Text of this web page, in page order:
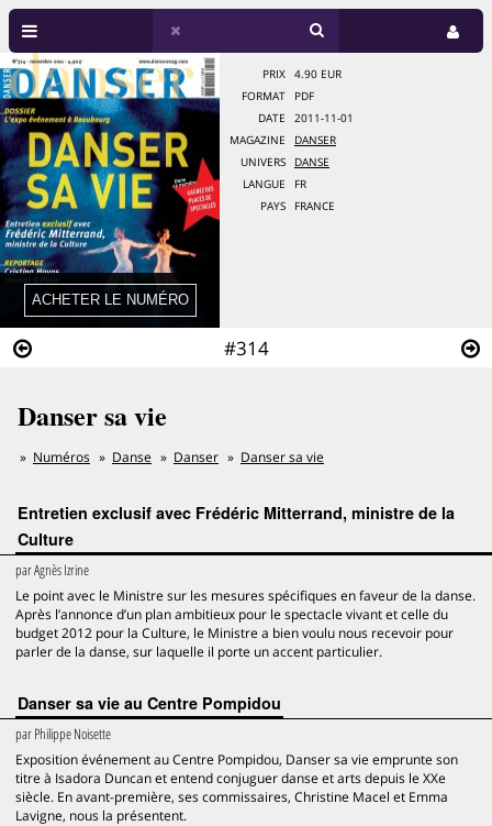
#314
PRIX
4.90 EUR
FORMAT
PDF
DATE
2011-11-01
MAGAZINE
DANSER
UNIVERS
DANSE
LANGUE
FR
PAYS
FRANCE
Danser sa vie
Numéros Danse Danser Danser sa vie
Entretien exclusif avec Frédéric Mitterrand, ministre de la
Culture
parAgnès Izrine
Le point avec le Ministre sur les mesures spécifiques en faveur de la danse.
Après l’annonce d’un plan ambitieux pour le spectacle vivant et celle du
budget 2012 pour la Culture, le Ministre a bien voulu nous recevoir pour
parler de la danse, sur laquelle il porte un accent particulier.
Danser sa vie au Centre Pompidou
parPhilippe Noisette
Exposition événement au Centre Pompidou, Danser sa vie emprunte son
titre à Isadora Duncan et entend conjuguer danse et arts depuis le XXe
siècle. En avant-première, ses commissaires, Christine Macel et Emma
Lavigne, nous la présentent.